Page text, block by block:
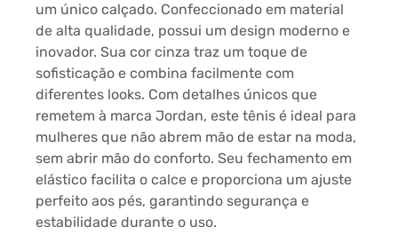
um único calçado. Confeccionado em material
de alta qualidade, possui um design moderno e
inovador. Sua cor cinza traz um toque de
sofisticação e combina facilmente com
diferentes looks. Com detalhes únicos que
remetem à marca Jordan, este tênis é ideal para
mulheres que não abrem mão de estar na moda,
sem abrir mão do conforto. Seu fechamento em
elástico facilita o calce e proporciona um ajuste
perfeito aos pés, garantindo segurança e
estabilidade durante o uso.